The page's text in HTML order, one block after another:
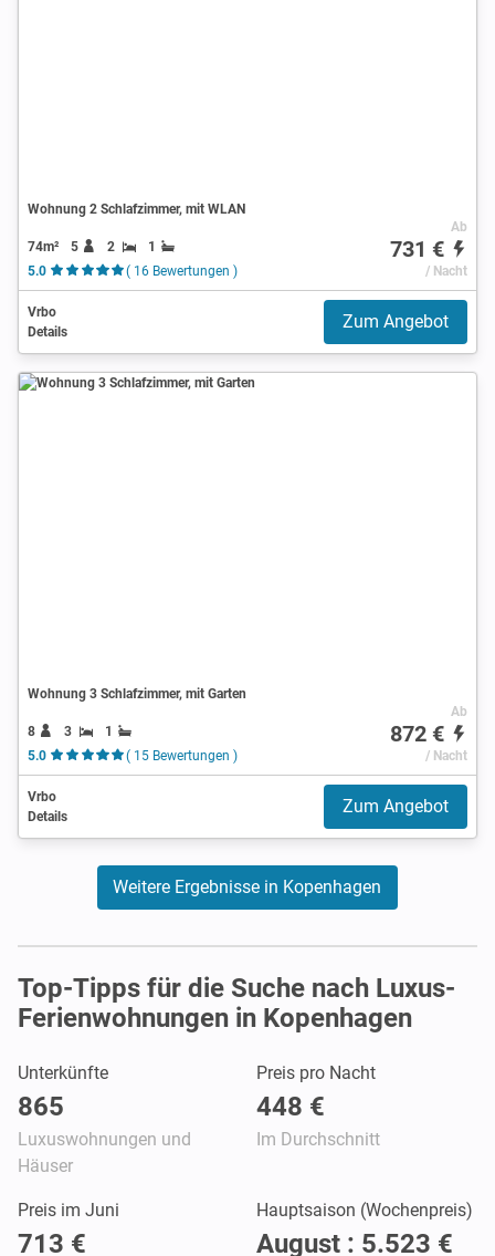
Wohnung 2 Schlafzimmer, mit WLAN
74m² 5 2
1
5.0
( 16 Bewertungen )
Ab
731 €
/ Nacht
Vrbo
Details
Zum Angebot
Wohnung 3 Schlafzimmer, mit Garten
8 3
1
5.0
( 15 Bewertungen )
Ab
872 €
/ Nacht
Vrbo
Details
Zum Angebot
Weitere Ergebnisse in Kopenhagen
Top-Tipps für die Suche nach Luxus-
Ferienwohnungen in Kopenhagen
Unterkünfte
865
Luxuswohnungen und
Häuser
Preis pro Nacht
448 €
Im Durchschnitt
Preis im Juni
713 €
Hauptsaison (Wochenpreis)
August : 5.523 €